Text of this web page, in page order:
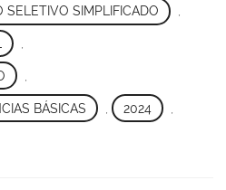
SELETIVO SIMPLIFICADO ,
BÁSICAS 2024